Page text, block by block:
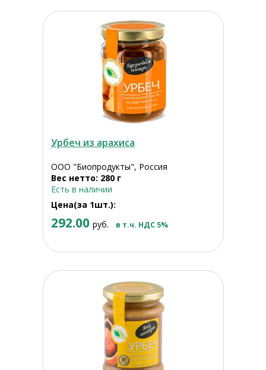
Урбеч из арахиса
ООО "Биопродукты", Россия
Вес нетто: 280 г
Есть в наличии
Цена(за 1шт.):
292.00 руб. в т.ч. НДС 5%